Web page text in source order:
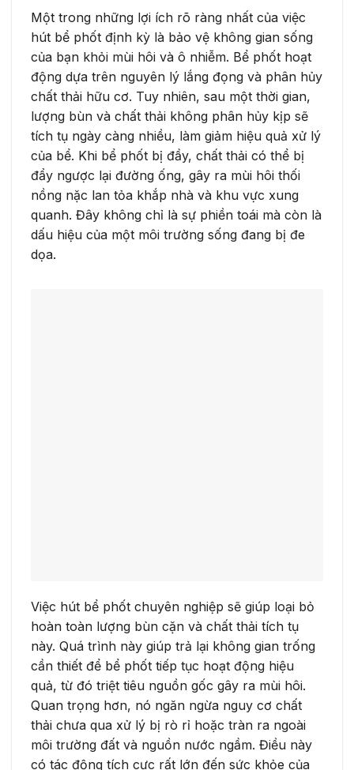
Một trong những lợi ích rõ ràng nhất của việc
hút bể phốt định kỳ là bảo vệ không gian sống
của bạn khỏi mùi hôi và ô nhiễm. Bể phốt hoạt
động dựa trên nguyên lý lắng đọng và phân hủy
chất thải hữu cơ. Tuy nhiên, sau một thời gian,
lượng bùn và chất thải không phân hủy kịp sẽ
tích tụ ngày càng nhiều, làm giảm hiệu quả xử lý
của bể. Khi bể phốt bị đầy, chất thải có thể bị
đẩy ngược lại đường ống, gây ra mùi hôi thối
nồng nặc lan tỏa khắp nhà và khu vực xung
quanh. Đây không chỉ là sự phiền toái mà còn là
dấu hiệu của một môi trường sống đang bị đe
dọa.
Việc hút bể phốt chuyên nghiệp sẽ giúp loại bỏ
hoàn toàn lượng bùn cặn và chất thải tích tụ
này. Quá trình này giúp trả lại không gian trống
cần thiết để bể phốt tiếp tục hoạt động hiệu
quả, từ đó triệt tiêu nguồn gốc gây ra mùi hôi.
Quan trọng hơn, nó ngăn ngừa nguy cơ chất
thải chưa qua xử lý bị rò rỉ hoặc tràn ra ngoài
môi trường đất và nguồn nước ngầm. Điều này
có tác động tích cực rất lớn đến sức khỏe của